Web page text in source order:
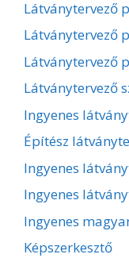
Látványtervező
Látványtervező
Látványtervező
Látványtervező
Ingyenes
Építész
Ingyenes
Ingyenes
Ingyenes
Képszerkesztő